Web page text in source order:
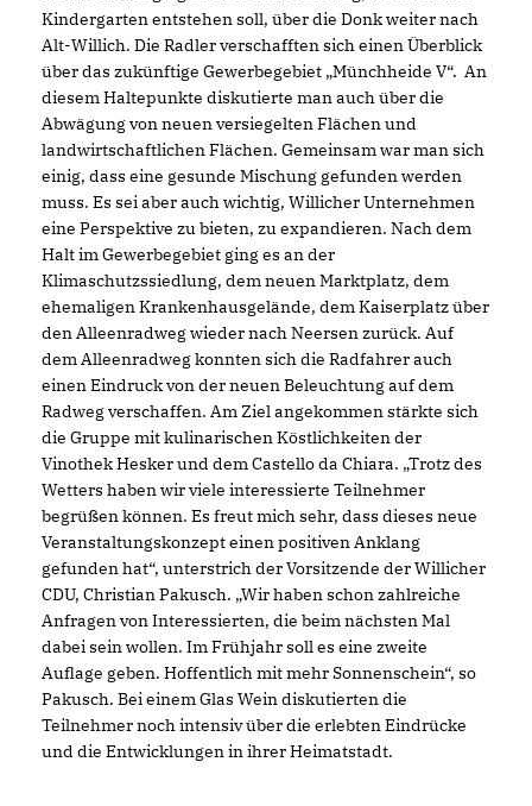
Kindergarten entstehen soll, über die Donk weiter nach
Alt-Willich. Die Radler verschafften sich einen Überblick
über das zukünftige Gewerbegebiet „Münchheide V“. An
diesem Haltepunkte diskutierte man auch über die
Abwägung von neuen versiegelten Flächen und
landwirtschaftlichen Flächen. Gemeinsam war man sich
einig, dass eine gesunde Mischung gefunden werden
muss. Es sei aber auch wichtig, Willicher Unternehmen
eine Perspektive zu bieten, zu expandieren. Nach dem
Halt im Gewerbegebiet ging es an der
Klimaschutzssiedlung, dem neuen Marktplatz, dem
ehemaligen Krankenhausgelände, dem Kaiserplatz über
den Alleenradweg wieder nach Neersen zurück. Auf
dem Alleenradweg konnten sich die Radfahrer auch
einen Eindruck von der neuen Beleuchtung auf dem
Radweg verschaffen. Am Ziel angekommen stärkte sich
die Gruppe mit kulinarischen Köstlichkeiten der
Vinothek Hesker und dem Castello da Chiara. „Trotz des
Wetters haben wir viele interessierte Teilnehmer
begrüßen können. Es freut mich sehr, dass dieses neue
Veranstaltungskonzept einen positiven Anklang
gefunden hat“, unterstrich der Vorsitzende der Willicher
CDU, Christian Pakusch. „Wir haben schon zahlreiche
Anfragen von Interessierten, die beim nächsten Mal
dabei sein wollen. Im Frühjahr soll es eine zweite
Auflage geben. Hoffentlich mit mehr Sonnenschein“, so
Pakusch. Bei einem Glas Wein diskutierten die
Teilnehmer noch intensiv über die erlebten Eindrücke
und die Entwicklungen in ihrer Heimatstadt.